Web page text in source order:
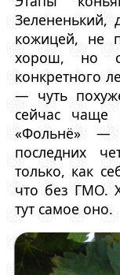
Зелененький,
кожицей, не
хорош, но
конкретного
— чуть
сейчас чаще
«Фольнё» —
последних
только, как
что без ГМО.
тут самое оно.